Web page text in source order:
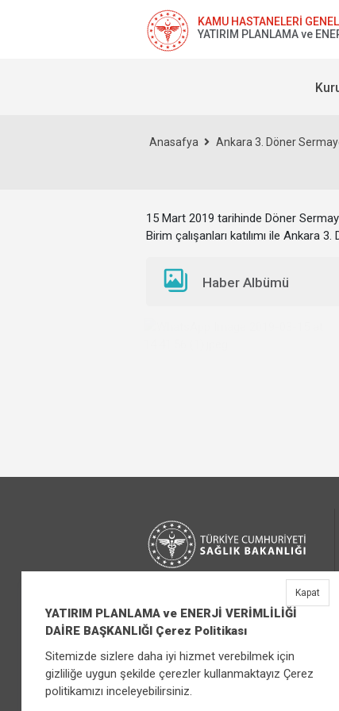
KAMU HASTANELERİ
YATIRIM PLANLAMA ve
Anasafya Ankara 3. Döner Sermaye
15 Mart 2019 tarihinde Döner
Birim çalışanları katılımı ile Ankara
Haber Albümü
YATIRIM PLANLAMA ve ENERJİ VERİMLİLİĞİ
DAİRE BAŞKANLIĞI Çerez Politikası
Sitemizde sizlere daha iyi hizmet verebilmek için
gizliliğe uygun şekilde çerezler kullanmaktayız Çerez
politikamızı inceleyebilirsiniz.
Kapat